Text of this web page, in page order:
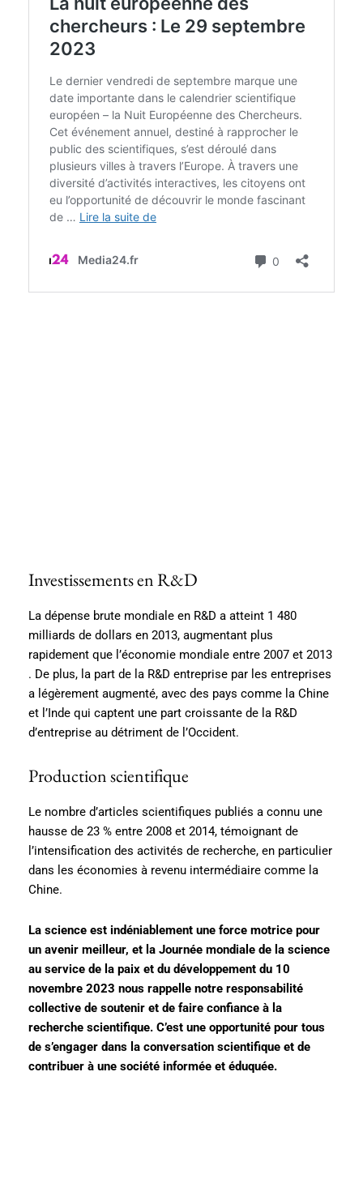
Investissements en R&D
La dépense brute mondiale en R&D a atteint 1 480
milliards de dollars en 2013, augmentant plus
rapidement que l’économie mondiale entre 2007 et 2013​​
. De plus, la part de la R&D entreprise par les entreprises
a légèrement augmenté, avec des pays comme la Chine
et l’Inde qui captent une part croissante de la R&D
d’entreprise au détriment de l’Occident​​.
Production scientifique
Le nombre d’articles scientifiques publiés a connu une
hausse de 23 % entre 2008 et 2014, témoignant de
l’intensification des activités de recherche, en particulier
dans les économies à revenu intermédiaire comme la
Chine​​.
La science est indéniablement une force motrice pour
un avenir meilleur, et la Journée mondiale de la science
au service de la paix et du développement du 10
novembre 2023 nous rappelle notre responsabilité
collective de soutenir et de faire confiance à la
recherche scientifique. C’est une opportunité pour tous
de s’engager dans la conversation scientifique et de
contribuer à une société informée et éduquée.